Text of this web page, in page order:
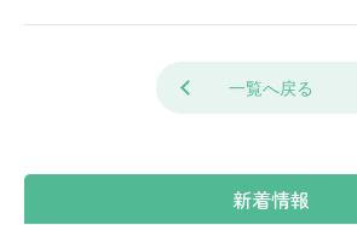
新着情報
一覧へ戻る